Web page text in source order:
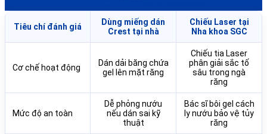
Tiêu chí đánh giá
Dùng miếng dán
Crest tại nhà
Chiếu Laser tại
Nha khoa SGC
Cơ chế hoạt động
Dán dải băng chứa
gel lên mặt răng
Chiếu tia Laser
phân giải sắc tố
sâu trong ngà
răng
Mức độ an toàn
Dễ phỏng nướu
nếu dán sai kỹ
thuật
Bác sĩ bôi gel cách
ly nướu bảo vệ tủy
răng